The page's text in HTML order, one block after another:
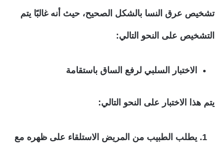
تشخيص عرق النسا بالشكل الصحيح، حيث أنه غالبًا يتم
التشخيص على النحو التالي:
الاختبار السلبي لرفع الساق باستقامة
يتم هذا الاختبار على النحو التالي:
يطلب الطبيب من المريض الاستلقاء على ظهره مع